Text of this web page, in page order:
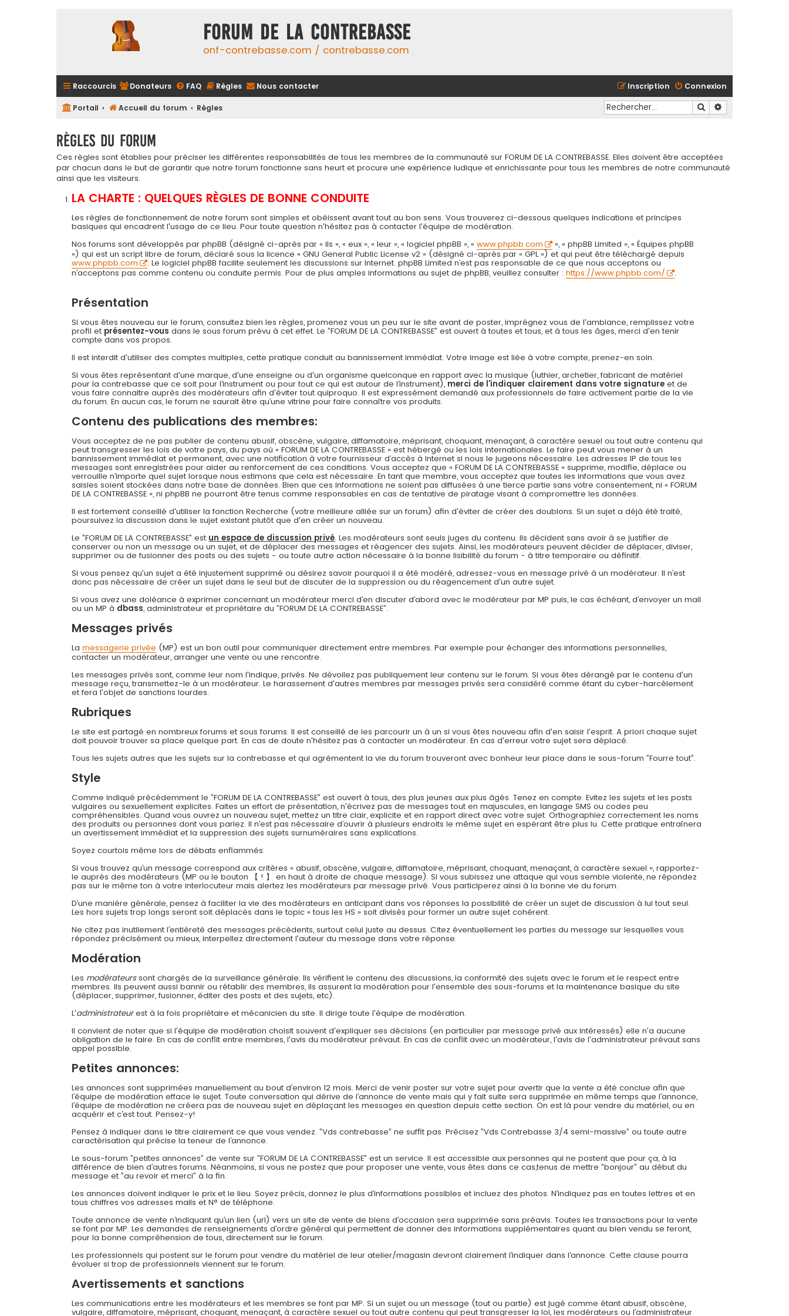
FORUM DE LA CONTREBASSE
onf-contrebasse.com / contrebasse.com
Raccourcis Donateurs FAQ Règles Nous contacter Connexion
Inscription
Portail Accueil du forum Règles Rechercher
Règles du forum
Ces règles sont établies pour préciser les différentes responsabilités de tous les membres de la communauté sur FORUM DE LA CONTREBASSE. Elles doivent être acceptées
par chacun dans le but de garantir que notre forum fonctionne sans heurt et procure une expérience ludique et enrichissante pour tous les membres de notre communauté
ainsi que les visiteurs.
LA CHARTE : QUELQUES RÈGLES DE BONNE CONDUITE
Les règles de fonctionnement de notre forum sont simples et obéissent avant tout au bon sens. Vous trouverez ci-dessous quelques indications et principes
basiques qui encadrent l'usage de ce lieu. Pour toute question n'hésitez pas à contacter l'équipe de modération.
Nos forums sont développés par phpBB (désigné ci-après par « ils », « eux », « leur », « logiciel phpBB », «www.phpbb.com
», « phpBB Limited », « Équipes phpBB
») qui est un script libre de forum, déclaré sous la licence « GNU General Public License v2 » (désigné ci-après par « GPL ») et qui peut être téléchargé depuis
www.phpbb.com
. Le logiciel phpBB facilite seulement les discussions sur Internet. phpBB Limited n’est pas responsable de ce que nous acceptons ou
n’acceptons pas comme contenu ou conduite permis. Pour de plus amples informations au sujet de phpBB, veuillez consulter :https://www.phpbb.com/ .
Présentation
Si vous êtes nouveau sur le forum, consultez bien les règles, promenez vous un peu sur le site avant de poster, imprégnez vous de l'ambiance, remplissez votre
profil et présentez-vous dans le sous forum prévu à cet effet. Le ”FORUM DE LA CONTREBASSE” est ouvert à toutes et tous, et à tous les âges, merci d'en tenir
compte dans vos propos.
Il est interdit d'utiliser des comptes multiples, cette pratique conduit au bannissement immédiat. Votre image est liée à votre compte, prenez-en soin.
Si vous êtes représentant d'une marque, d'une enseigne ou d'un organisme quelconque en rapport avec la musique (luthier, archetier, fabricant de matériel
pour la contrebasse que ce soit pour l’instrument ou pour tout ce qui est autour de l’instrument), merci de l'indiquer clairement dans votre signature et de
vous faire connaitre auprès des modérateurs afin d'éviter tout quiproquo. Il est expressément demandé aux professionnels de faire activement partie de la vie
du forum. En aucun cas, le forum ne saurait être qu’une vitrine pour faire connaître vos produits.
Contenu des publications des membres:
Vous acceptez de ne pas publier de contenu abusif, obscène, vulgaire, diffamatoire, méprisant, choquant, menaçant, à caractère sexuel ou tout autre contenu qui
peut transgresser les lois de votre pays, du pays où « FORUM DE LA CONTREBASSE » est hébergé ou les lois internationales. Le faire peut vous mener à un
bannissement immédiat et permanent, avec une notification à votre fournisseur d’accès à Internet si nous le jugeons nécessaire. Les adresses IP de tous les
messages sont enregistrées pour aider au renforcement de ces conditions. Vous acceptez que « FORUM DE LA CONTREBASSE » supprime, modifie, déplace ou
verrouille n’importe quel sujet lorsque nous estimons que cela est nécessaire. En tant que membre, vous acceptez que toutes les informations que vous avez
saisies soient stockées dans notre base de données. Bien que ces informations ne soient pas diffusées à une tierce partie sans votre consentement, ni « FORUM
DE LA CONTREBASSE », ni phpBB ne pourront être tenus comme responsables en cas de tentative de piratage visant à compromettre les données.
Il est fortement conseillé d'utiliser la fonction Recherche (votre meilleure alliée sur un forum) afin d'éviter de créer des doublons. Si un sujet a déjà été traité,
poursuivez la discussion dans le sujet existant plutôt que d'en créer un nouveau.
Le ”FORUM DE LA CONTREBASSE” est un espace de discussion privé. Les modérateurs sont seuls juges du contenu. Ils décident sans avoir à se justifier de
conserver ou non un message ou un sujet, et de déplacer des messages et réagencer des sujets. Ainsi, les modérateurs peuvent décider de déplacer, diviser,
supprimer ou de fusionner des posts ou des sujets - ou toute autre action nécessaire à la bonne lisibilité du forum - à titre temporaire ou définitif.
Si vous pensez qu'un sujet a été injustement supprimé ou désirez savoir pourquoi il a été modéré, adressez-vous en message privé à un modérateur. Il n’est
donc pas nécessaire de créer un sujet dans le seul but de discuter de la suppression ou du réagencement d'un autre sujet.
Si vous avez une doléance à exprimer concernant un modérateur merci d’en discuter d’abord avec le modérateur par MP puis, le cas échéant, d’envoyer un mail
ou un MP à dbass, administrateur et propriétaire du ”FORUM DE LA CONTREBASSE”.
Messages privés
Lamessagerie privée (MP) est un bon outil pour communiquer directement entre membres. Par exemple pour échanger des informations personnelles,
contacter un modérateur, arranger une vente ou une rencontre.
Les messages privés sont, comme leur nom l'indique, privés. Ne dévoilez pas publiquement leur contenu sur le forum. Si vous êtes dérangé par le contenu d'un
message reçu, transmettez-le à un modérateur. Le harassement d'autres membres par messages privés sera considéré comme étant du cyber-harcèlement
et fera l'objet de sanctions lourdes.
Rubriques
Le site est partagé en nombreux forums et sous forums. Il est conseillé de les parcourir un à un si vous êtes nouveau afin d'en saisir l'esprit. A priori chaque sujet
doit pouvoir trouver sa place quelque part. En cas de doute n'hésitez pas à contacter un modérateur. En cas d'erreur votre sujet sera déplacé.
Tous les sujets autres que les sujets sur la contrebasse et qui agrémentent la vie du forum trouveront avec bonheur leur place dans le sous-forum ”Fourre tout”.
Style
Comme indiqué précédemment le ”FORUM DE LA CONTREBASSE” est ouvert à tous, des plus jeunes aux plus âgés. Tenez en compte. Evitez les sujets et les posts
vulgaires ou sexuellement explicites. Faites un effort de présentation, n'écrivez pas de messages tout en majuscules, en langage SMS ou codes peu
compréhensibles. Quand vous ouvrez un nouveau sujet, mettez un titre clair, explicite et en rapport direct avec votre sujet. Orthographiez correctement les noms
des produits ou personnes dont vous parlez. Il n’est pas nécessaire d’ouvrir à plusieurs endroits le même sujet en espérant être plus lu. Cette pratique entraînera
un avertissement immédiat et la suppression des sujets surnuméraires sans explications.
Soyez courtois même lors de débats enflammés.
Si vous trouvez qu’un message correspond aux critères « abusif, obscène, vulgaire, diffamatoire, méprisant, choquant, menaçant, à caractère sexuel », rapportez-
le auprès des modérateurs (MP ou le bouton 【 ! 】 en haut à droite de chaque message). Si vous subissez une attaque qui vous semble violente, ne répondez
pas sur le même ton à votre interlocuteur mais alertez les modérateurs par message privé. Vous participerez ainsi à la bonne vie du forum.
D’une manière générale, pensez à faciliter la vie des modérateurs en anticipant dans vos réponses la possibilité de créer un sujet de discussion à lui tout seul.
Les hors sujets trop longs seront soit déplacés dans le topic « tous les HS » soit divisés pour former un autre sujet cohérent.
Ne citez pas inutilement l’entièreté des messages précédents, surtout celui juste au dessus. Citez éventuellement les parties du message sur lesquelles vous
répondez précisément ou mieux, interpellez directement l'auteur du message dans votre réponse.
Modération
Les modérateurssont chargés de la surveillance générale. Ils vérifient le contenu des discussions, la conformité des sujets avec le forum et le respect entre
membres. Ils peuvent aussi bannir ou rétablir des membres, ils assurent la modération pour l'ensemble des sous-forums et la maintenance basique du site
(déplacer, supprimer, fusionner, éditer des posts et des sujets, etc).
L'administrateurest à la fois propriétaire et mécanicien du site. Il dirige toute l'équipe de modération.
Il convient de noter que si l'équipe de modération choisit souvent d'expliquer ses décisions (en particulier par message privé aux intéressés) elle n'a aucune
obligation de le faire. En cas de conflit entre membres, l'avis du modérateur prévaut. En cas de conflit avec un modérateur, l'avis de l'administrateur prévaut sans
appel possible.
Petites annonces:
Les annonces sont supprimées manuellement au bout d’environ 12 mois. Merci de venir poster sur votre sujet pour avertir que la vente a été conclue afin que
l’équipe de modération efface le sujet. Toute conversation qui dérive de l’annonce de vente mais qui y fait suite sera supprimée en même temps que l’annonce,
l’équipe de modération ne créera pas de nouveau sujet en déplaçant les messages en question depuis cette section. On est là pour vendre du matériel, ou en
acquérir et c’est tout. Pensez-y!
Pensez à indiquer dans le titre clairement ce que vous vendez. ”Vds contrebasse” ne suffit pas. Précisez ”Vds Contrebasse 3/4 semi-massive” ou toute autre
caractérisation qui précise la teneur de l’annonce.
Le sous-forum ”petites annonces” de vente sur ”FORUM DE LA CONTREBASSE” est un service. Il est accessible aux personnes qui ne postent que pour ça, à la
différence de bien d’autres forums. Néanmoins, si vous ne postez que pour proposer une vente, vous êtes dans ce cas,tenus de mettre ”bonjour” au début du
message et ”au revoir et merci” à la fin.
Les annonces doivent indiquer le prix et le lieu. Soyez précis, donnez le plus d’informations possibles et incluez des photos. N’indiquez pas en toutes lettres et en
tous chiffres vos adresses mails et N° de téléphone.
Toute annonce de vente n’indiquant qu’un lien (url) vers un site de vente de biens d’occasion sera supprimée sans préavis. Toutes les transactions pour la vente
se font par MP. Les demandes de renseignements d’ordre général qui permettent de donner des informations supplémentaires quant au bien vendu se feront,
pour la bonne compréhension de tous, directement sur le forum.
Les professionnels qui postent sur le forum pour vendre du matériel de leur atelier/magasin devront clairement l’indiquer dans l’annonce. Cette clause pourra
évoluer si trop de professionnels viennent sur le forum.
Avertissements et sanctions
Les communications entre les modérateurs et les membres se font par MP. Si un sujet ou un message (tout ou partie) est jugé comme étant abusif, obscène,
vulgaire, diffamatoire, méprisant, choquant, menaçant, à caractère sexuel ou tout autre contenu qui peut transgresser la loi, les modérateurs ou l’administrateur